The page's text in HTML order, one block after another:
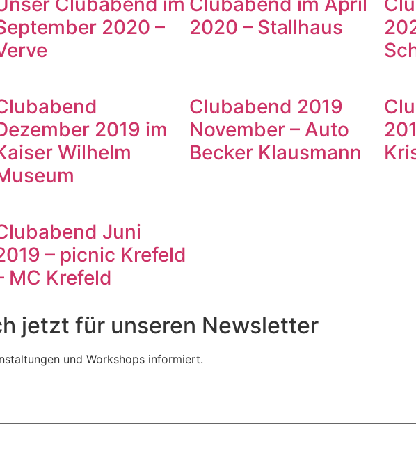
2020 –
2020 – Stallhaus
2019 im
Wilhelm
Clubabend 2019
November – Auto
Becker Klausmann
Juni
– picnic Krefeld
MC Krefeld
jetzt für unseren Newsletter
und Workshops informiert.